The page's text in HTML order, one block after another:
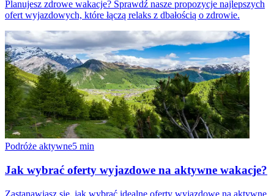
Planujesz zdrowe wakacje? Sprawdź nasze propozycje najlepszych
ofert wyjazdowych, które łączą relaks z dbałością o zdrowie.
Podróże aktywne5 min
Jak wybrać oferty wyjazdowe na aktywne wakacje?
Zastanawiasz się, jak wybrać idealne oferty wyjazdowe na aktywne